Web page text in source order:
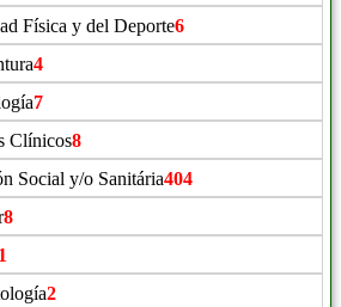
Física y del Deporte6
4
7
Clínicos8
Social y/o Sanitária404
8
1
2